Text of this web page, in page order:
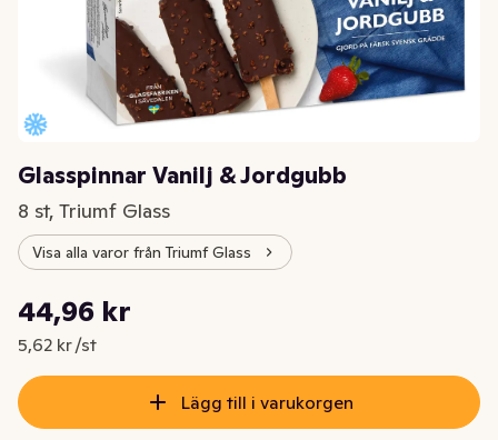
Glasspinnar Vanilj & Jordgubb
8 st, Triumf Glass
Visa alla varor från Triumf Glass
Nuvarande pris är: 44,96 kr
44,96 kr
5,62 kr /st
Styckpris: 5,62 kr /st
Lägg till i varukorgen